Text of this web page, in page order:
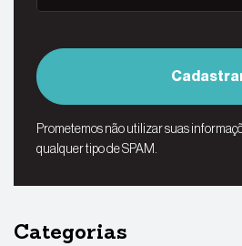
Prometemos não utilizar suas
qualquer tipo de SPAM.
Categorias